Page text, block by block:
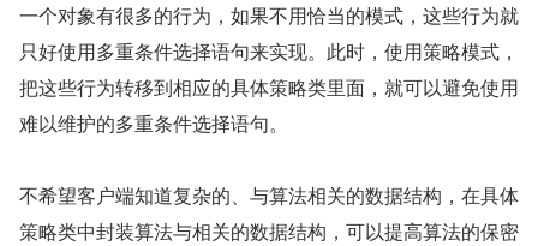
一个对象有很多的行为，如果不用恰当的模式，这些行为就
只好使用多重条件选择语句来实现。此时，使用策略模式，
把这些行为转移到相应的具体策略类里面，就可以避免使用
难以维护的多重条件选择语句。
不希望客户端知道复杂的、与算法相关的数据结构，在具体
策略类中封装算法与相关的数据结构，可以提高算法的保密